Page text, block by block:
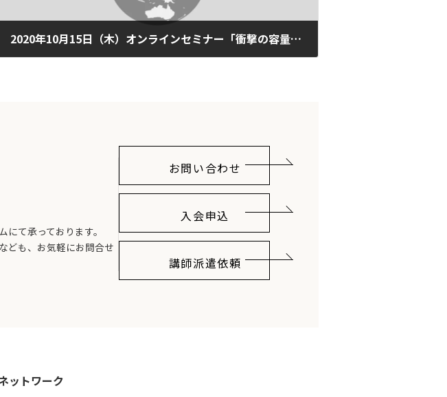
2020年10月15日（木）オンラインセミナー「衝撃の容量市場ー再エネ新電力は生き残れるか」
て承っております。
ども、お気軽にお問合せ
お問い合わせ
入会申込
講師派遣依頼
ットワーク